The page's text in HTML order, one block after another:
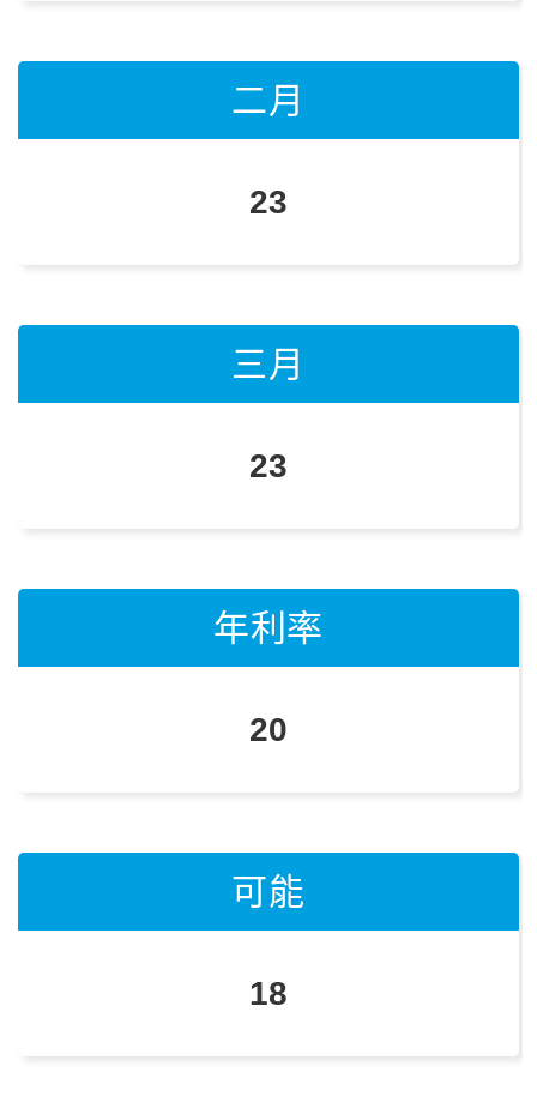
二月
23
三月
23
年利率
20
可能
18
二月
22
三月
22
年利率
19
可能
17
二月
14
三月
13
年利率
10
可能
8